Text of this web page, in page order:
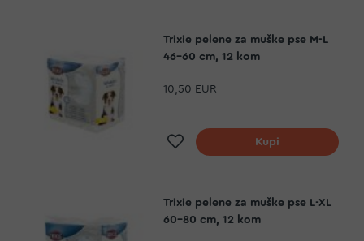
Trixie pelene za muške pse M-L
46-60 cm, 12 kom
10,50 EUR
Dodaj na listu želja
Kupi
Trixie pelene za muške pse L-XL
60-80 cm, 12 kom